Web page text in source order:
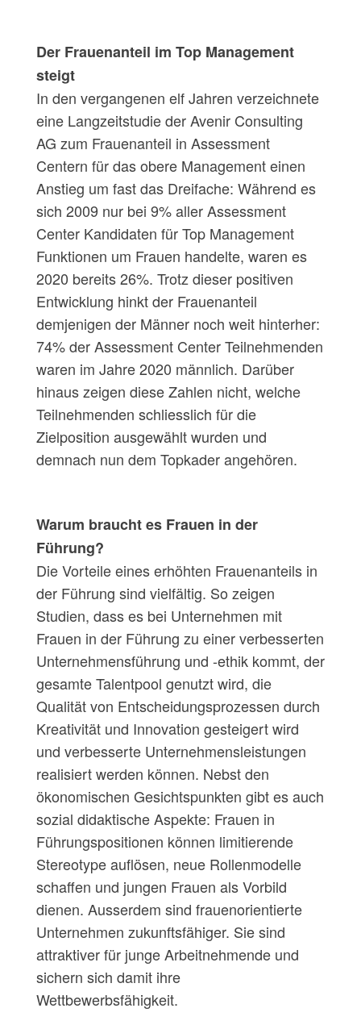
Der Frauenanteil im Top Management
steigt
In den vergangenen elf Jahren verzeichnete
eine Langzeitstudie der Avenir Consulting
AG zum Frauenanteil in Assessment
Centern für das obere Management einen
Anstieg um fast das Dreifache: Während es
sich 2009 nur bei 9% aller Assessment
Center Kandidaten für Top Management
Funktionen um Frauen handelte, waren es
2020 bereits 26%. Trotz dieser positiven
Entwicklung hinkt der Frauenanteil
demjenigen der Männer noch weit hinterher:
74% der Assessment Center Teilnehmenden
waren im Jahre 2020 männlich. Darüber
hinaus zeigen diese Zahlen nicht, welche
Teilnehmenden schliesslich für die
Zielposition ausgewählt wurden und
demnach nun dem Topkader angehören.
Warum braucht es Frauen in der
Führung?
Die Vorteile eines erhöhten Frauenanteils in
der Führung sind vielfältig. So zeigen
Studien, dass es bei Unternehmen mit
Frauen in der Führung zu einer verbesserten
Unternehmensführung und -ethik kommt, der
gesamte Talentpool genutzt wird, die
Qualität von Entscheidungsprozessen durch
Kreativität und Innovation gesteigert wird
und verbesserte Unternehmensleistungen
realisiert werden können. Nebst den
ökonomischen Gesichtspunkten gibt es auch
sozial didaktische Aspekte: Frauen in
Führungspositionen können limitierende
Stereotype auﬂösen, neue Rollenmodelle
schaffen und jungen Frauen als Vorbild
dienen. Ausserdem sind frauenorientierte
Unternehmen zukunftsfähiger. Sie sind
attraktiver für junge Arbeitnehmende und
sichern sich damit ihre
Wettbewerbsfähigkeit.